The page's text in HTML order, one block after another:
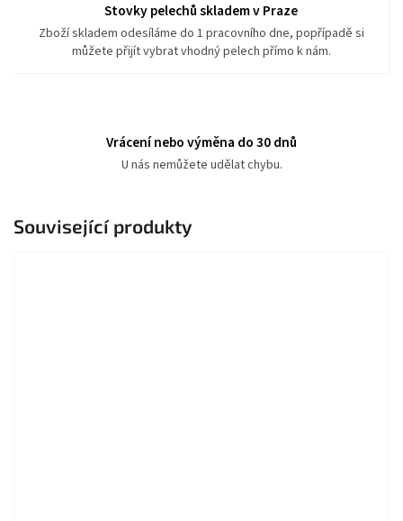
Stovky pelechů skladem v Praze
Zboží skladem odesíláme do 1 pracovního dne, popřípadě si
můžete přijít vybrat vhodný pelech přímo k nám.
Vrácení nebo výměna do 30 dnů
U nás nemůžete udělat chybu.
Související produkty